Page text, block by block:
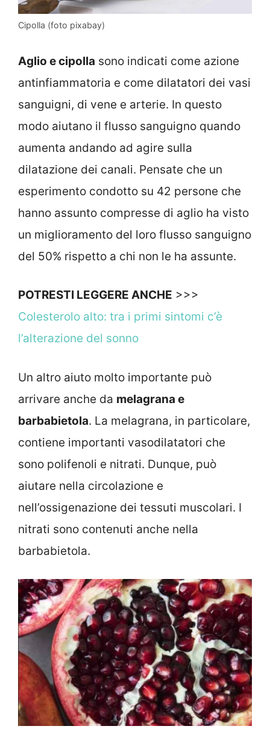
Cipolla (foto pixabay)
Aglio e cipolla sono indicati come azione
antinfiammatoria e come dilatatori dei vasi
sanguigni, di vene e arterie. In questo
modo aiutano il flusso sanguigno quando
aumenta andando ad agire sulla
dilatazione dei canali. Pensate che un
esperimento condotto su 42 persone che
hanno assunto compresse di aglio ha visto
un miglioramento del loro flusso sanguigno
del 50% rispetto a chi non le ha assunte.
POTRESTI LEGGERE ANCHE >>>
Colesterolo alto: tra i primi sintomi c’è
l’alterazione del sonno
Un altro aiuto molto importante può
arrivare anche da melagrana e
barbabietola. La melagrana, in particolare,
contiene importanti vasodilatatori che
sono polifenoli e nitrati. Dunque, può
aiutare nella circolazione e
nell’ossigenazione dei tessuti muscolari. I
nitrati sono contenuti anche nella
barbabietola.